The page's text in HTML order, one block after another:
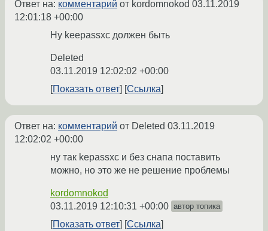
Ответ на: комментарий от kordomnokod 03.11.2019
12:01:18 +00:00
Ну keepassxc должен быть
Deleted
03.11.2019 12:02:02 +00:00
Показать ответ
Ссылка
Ответ на: комментарий от Deleted 03.11.2019
12:02:02 +00:00
ну так kepassxc и без снапа поставить
можно, но это же не решение проблемы
kordomnokod
03.11.2019 12:10:31 +00:00 автор топика
Показать ответ Ссылка